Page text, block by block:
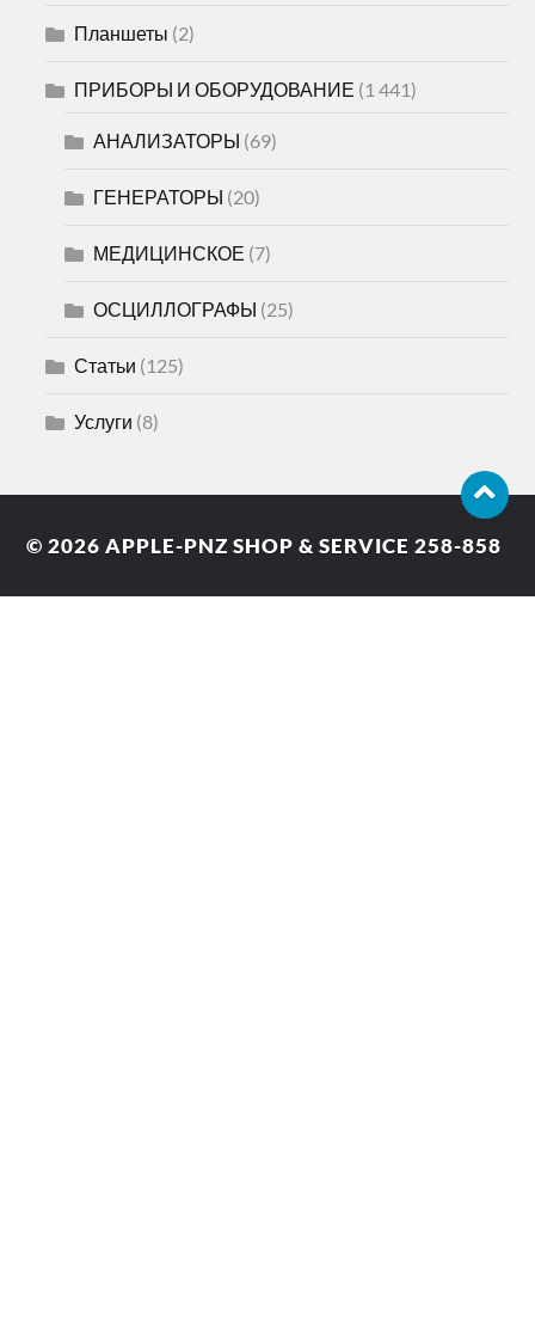
Планшеты (2)
ПРИБОРЫ И ОБОРУДОВАНИЕ (1 441)
АНАЛИЗАТОРЫ (69)
ГЕНЕРАТОРЫ (20)
МЕДИЦИНСКОЕ (7)
ОСЦИЛЛОГРАФЫ (25)
Статьи (125)
Услуги (8)
© 2026APPLE-PNZ SHOP & SERVICE 258-858